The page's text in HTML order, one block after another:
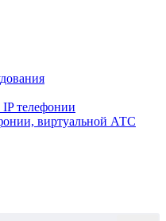
IP телефонии
виртуальной АТС